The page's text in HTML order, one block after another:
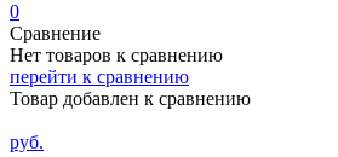
0
Сравнение
Нет товаров к сравнению
перейти к сравнению
Товар добавлен к сравнению
руб.